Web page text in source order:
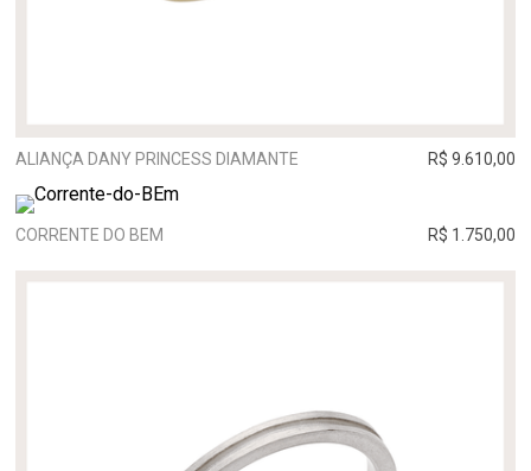
ALIANÇA DANY PRINCESS DIAMANTE R$ 9.610,00
CORRENTE DO BEM R$ 1.750,00